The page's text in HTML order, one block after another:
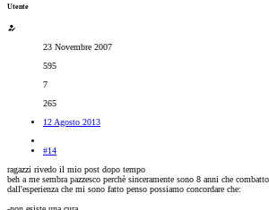
Utente
23 Novembre 2007
595
7
265
12 Agosto 2013
#14
ragazzi rivedo il mio post dopo tempo
beh a me sembra pazzesco perchè sinceramente sono 8 anni che
dall'esperienza che mi sono fatto penso possiamo concordare che: